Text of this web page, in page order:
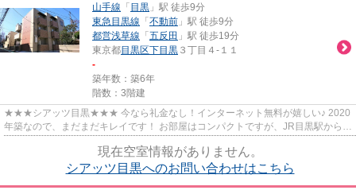
山手線 「 目黒 」駅 徒歩9分
東急目黒線 「 不動前 」駅 徒歩9分
都営浅草線 「 五反田 」駅 徒歩19分
東京都目黒区下目黒 ３丁目４-１１
-
築年数：築6年
階数：3階建
★★★シアッツ目黒★★★ 今なら礼金なし！インターネット無料が嬉しい♪ 2020
年築なので、まだまだキレイです！ お部屋はコンパクトですが、JR目黒駅から徒
現在空室情報がありません。
シアッツ目黒へのお問い合わせはこちら